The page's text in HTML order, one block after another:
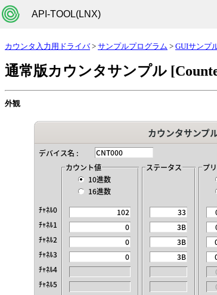
API-TOOL(LNX)
カウンタ入力用ドライバ> サンプルプログラム > GUIサンプ
通常版カウンタサンプル
外観